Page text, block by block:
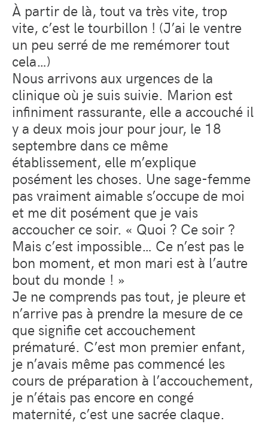
À partir de là, tout va très vite, trop
vite, c’est le tourbillon ! (J’ai le ventre
un peu serré de me remémorer tout
cela…)
Nous arrivons aux urgences de la
clinique où je suis suivie. Marion est
infiniment rassurante, elle a accouché il
y a deux mois jour pour jour, le 18
septembre dans ce même
établissement, elle m’explique
posément les choses. Une sage-femme
pas vraiment aimable s’occupe de moi
et me dit posément que je vais
accoucher ce soir. « Quoi ? Ce soir ?
Mais c’est impossible… Ce n’est pas le
bon moment, et mon mari est à l’autre
bout du monde ! »
Je ne comprends pas tout, je pleure et
n’arrive pas à prendre la mesure de ce
que signifie cet accouchement
prématuré. C’est mon premier enfant,
je n’avais même pas commencé les
cours de préparation à l’accouchement,
je n’étais pas encore en congé
maternité, c’est une sacrée claque.